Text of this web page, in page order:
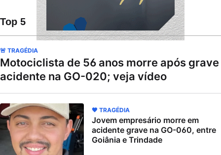
Top 5
🚨 TRAGÉDIA
Motociclista de 56 anos morre após grave
acidente na GO-020; veja vídeo
🖤 TRAGÉDIA
Jovem empresário morre em
acidente grave na GO-060, entre
Goiânia e Trindade